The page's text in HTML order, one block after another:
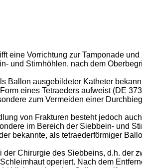
eine Vorrichtung zur Tamponade
und Stirnhöhlen, nach dem
Ballon ausgebildeter Katheter
eines Tetraeders aufweist (DE
zum Vermeiden einer
von Frakturen besteht jedoch
im Bereich der Siebbein- und
bekannte, als tetraederförmiger
der Chirurgie des Siebbeins, d.h. der
operiert. Nach dem